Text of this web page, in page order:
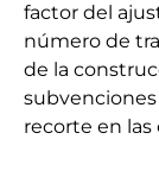
factor del
número de
de la
subvenciones
recorte en las